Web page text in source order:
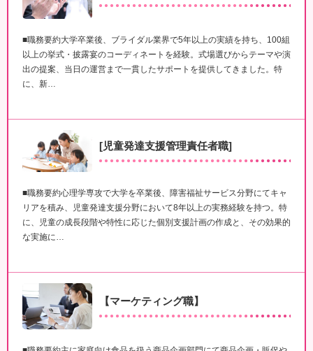
■職務要約大学卒業後、ブライダル業界で5年以上の実績を持ち、100組
以上の挙式・披露宴のコーディネートを経験。式場選びからテーマや演
出の提案、当日の運営まで一貫したサポートを提供してきました。特
に、新…
[児童発達支援管理責任者職]
■職務要約心理学専攻で大学を卒業後、障害福祉サービス分野にてキャ
リアを積み、児童発達支援分野において8年以上の実務経験を持つ。特
に、児童の成長段階や特性に応じた個別支援計画の作成と、その効果的
な実施に…
【マーケティング職】